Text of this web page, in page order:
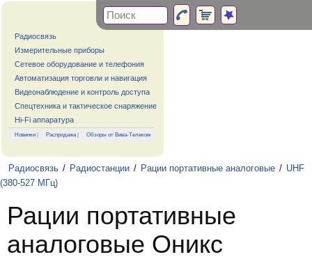
Радиосвязь
Измерительные приборы
Сетевое оборудование и телефония
Автоматизация торговли и навигация
Видеонаблюдение и контроль доступа
Спецтехника и тактическое снаряжение
Hi-Fi аппаратура
Новинки | Распродажа| Обзоры от Вива-Телеком
Радиосвязь / Радиостанции / Рации портативные аналоговые / UHF
(380-527 МГц)
Рации портативные
аналоговые Оникс